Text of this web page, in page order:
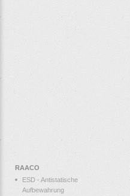
RAACO
ESD - Antistatische
Aufbewahrung